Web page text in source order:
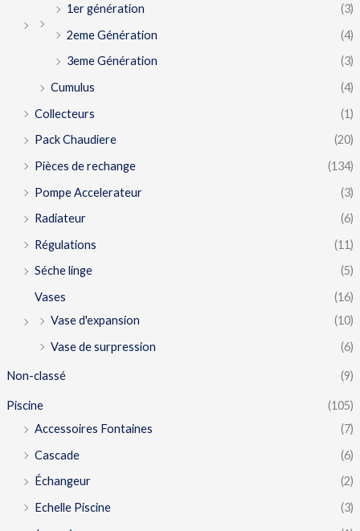
1er génération
(3)
2eme Génération
(4)
3eme Génération
(3)
Cumulus
(4)
Collecteurs
(1)
Pack Chaudiere
(20)
Pièces de rechange
(134)
Pompe Accelerateur
(3)
Radiateur
(6)
Régulations
(11)
Séche linge
(5)
Vases
(16)
Vase d'expansion
(10)
Vase de surpression
(6)
Non-classé (9)
Piscine
(105)
Accessoires Fontaines
(7)
Cascade
(6)
Échangeur
(2)
Echelle Piscine
(3)